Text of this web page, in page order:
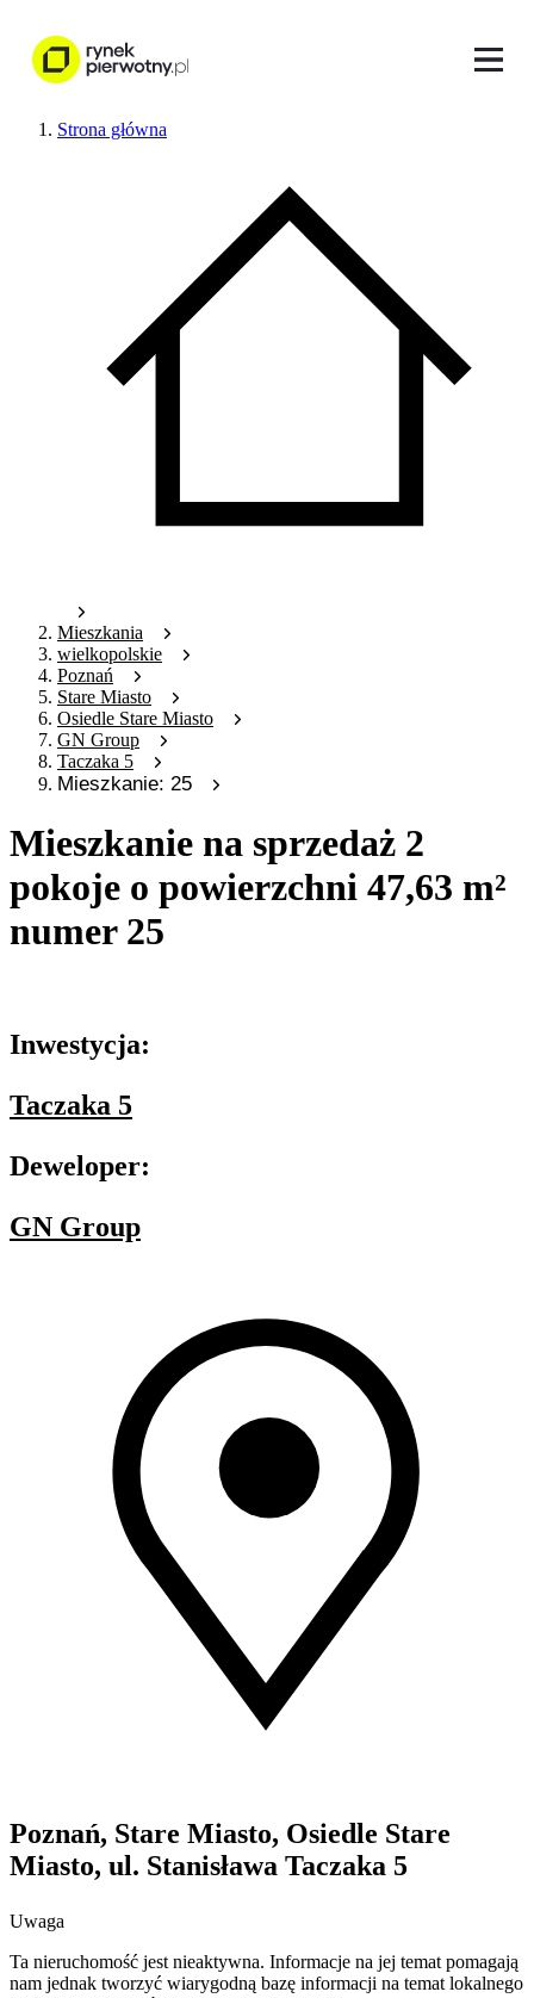
Strona główna
Mieszkania
wielkopolskie
Poznań
Stare Miasto
Osiedle Stare Miasto
GN Group
Taczaka 5
Mieszkanie: 25
Mieszkanie na sprzedaż 2
pokoje o powierzchni 47,63 m²
numer 25
Inwestycja:
Taczaka 5
Deweloper:
GN Group
Poznań, Stare Miasto, Osiedle Stare
Miasto, ul. Stanisława Taczaka 5
Uwaga
Ta nieruchomość jest nieaktywna. Informacje na jej temat pomagają
nam jednak tworzyć wiarygodną bazę informacji na temat lokalnego